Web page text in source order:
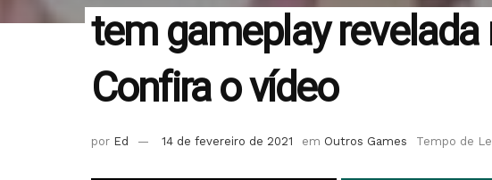
tem gameplay revelada
Confira o vídeo
por Ed 14 de fevereiro de 2021 em Outros Games Tempo de